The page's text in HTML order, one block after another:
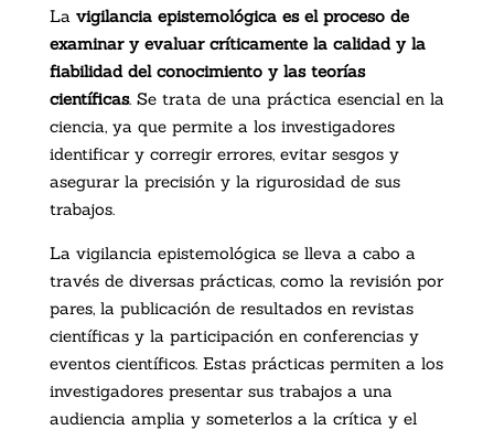
La vigilancia epistemológica es el proceso de
examinar y evaluar críticamente la calidad y la
fiabilidad del conocimiento y las teorías
científicas. Se trata de una práctica esencial en la
ciencia, ya que permite a los investigadores
identificar y corregir errores, evitar sesgos y
asegurar la precisión y la rigurosidad de sus
trabajos.
La vigilancia epistemológica se lleva a cabo a
través de diversas prácticas, como la revisión por
pares, la publicación de resultados en revistas
científicas y la participación en conferencias y
eventos científicos. Estas prácticas permiten a los
investigadores presentar sus trabajos a una
audiencia amplia y someterlos a la crítica y el